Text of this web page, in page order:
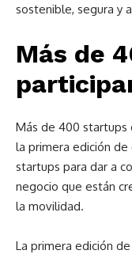
sostenible, segura y
Más de
Más de 400
la primera edición
startups para dar a
negocio que están
la movilidad.
La primera edición